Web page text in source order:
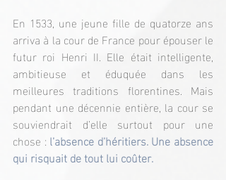
En 1533, une jeune fille de quatorze ans
arriva à la cour de France pour épouser le
futur roi Henri II. Elle était intelligente,
ambitieuse et éduquée dans les
meilleures traditions florentines. Mais
pendant une décennie entière, la cour se
souviendrait d’elle surtout pour une
chose : l’absence d’héritiers. Une absence
qui risquait de tout lui coûter.